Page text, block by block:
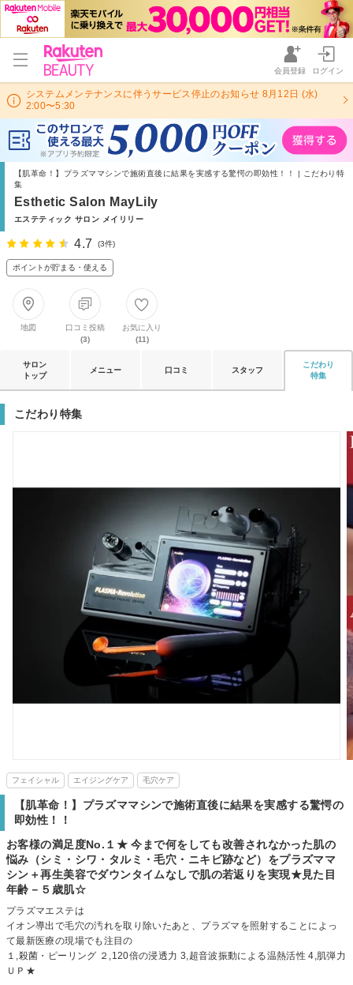
会員登録 ログイン
システムメンテナンスに伴うサービス停止のお知らせ 8月12日 (水)
2:00〜5:30
【肌革命！】プラズママシンで施術直後に結果を実感する驚愕の即効性！！ | こだわり特
集
Esthetic Salon MayLily
エステティック サロン メイリリー
4.7 (3件)
ポイントが貯まる・使える
地図
口コミ投稿
(3)
お気に入り
(11)
サロン
トップ
メニュー 口コミ スタッフ
こだわり
特集
こだわり特集
フェイシャル エイジングケア 毛穴ケア
【肌革命！】プラズママシンで施術直後に結果を実感する驚愕の
即効性！！
お客様の満足度No.１★ 今まで何をしても改善されなかった肌の
悩み（シミ・シワ・タルミ・毛穴・ニキビ跡など）をプラズママ
シン＋再生美容でダウンタイムなしで肌の若返りを実現★見た目
年齢－５歳肌☆
プラズマエステは
イオン導出で毛穴の汚れを取り除いたあと、プラズマを照射することによっ
て最新医療の現場でも注目の
１,殺菌・ピーリング ２,120倍の浸透力 3,超音波振動による温熱活性 4,肌弾力
ＵＰ★